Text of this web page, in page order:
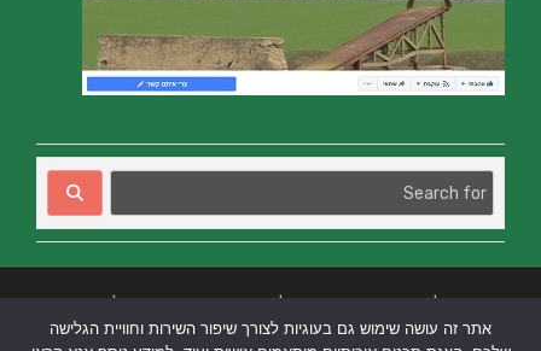
בבאר שבע |
אתר זה עושה שימוש גם בעוגיות לצורך שיפור השירות וחוויית הגלישה